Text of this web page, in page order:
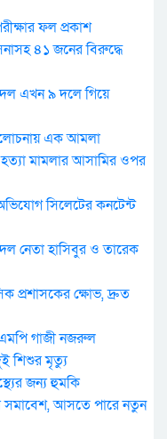
ফল প্রকাশ
৪১ জনের বিরুদ্ধে
এখন ৯ দলে গিয়ে
এক আমলা
মামলার আসামির ওপর
সিলেটের কনটেন্ট
নেতা হাসিবুর ও তারেক
প্রশাসকের ক্ষোভ, দ্রুত
এমপি গাজী নজরুল
শিশুর মৃত্যু
জন্য হুমকি
সমাবেশ, আসতে পারে নতুন